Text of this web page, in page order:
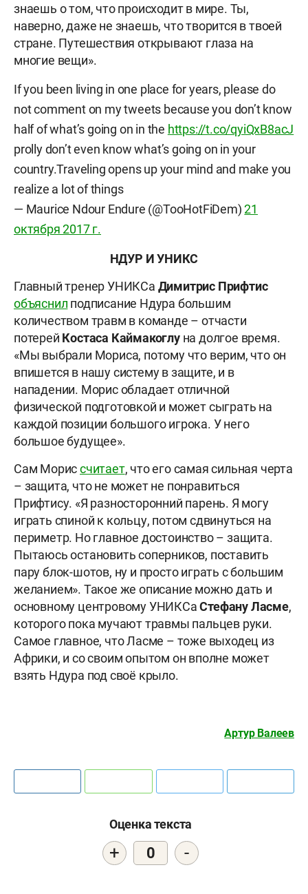
знаешь о том, что происходит в мире. Ты,
наверно, даже не знаешь, что творится в твоей
стране. Путешествия открывают глаза на
многие вещи».
If you been living in one place for years, please do
not comment on my tweets because you don’t know
half of what’s going on in the https://t.co/qyiQxB8acJ
prolly don’t even know what’s going on in your
country.Traveling opens up your mind and make you
realize a lot of things
— Maurice Ndour Endure (@TooHotFiDem)21
октября 2017 г.
НДУР И УНИКС
Главный тренер УНИКСа Димитрис Прифтис
объяснил подписание Ндура большим
количеством травм в команде – отчасти
потерей Костаса Каймакоглуна долгое время.
«Мы выбрали Мориса, потому что верим, что он
впишется в нашу систему в защите, и в
нападении. Морис обладает отличной
физической подготовкой и может сыграть на
каждой позиции большого игрока. У него
большое будущее».
Сам Мориссчитает, что его самая сильная черта
– защита, что не может не понравиться
Прифтису. «Я разносторонний парень. Я могу
играть спиной к кольцу, потом сдвинуться на
периметр. Но главное достоинство – защита.
Пытаюсь остановить соперников, поставить
пару блок-шотов, ну и просто играть с большим
желанием». Такое же описание можно дать и
основному центровому УНИКСаСтефану Ласме,
которого пока мучают травмы пальцев руки.
Самое главное, что Ласме – тоже выходец из
Африки, и со своим опытом он вполне может
взять Ндура под своё крыло.
Артур Валеев
Оценка текста
+ 0 -